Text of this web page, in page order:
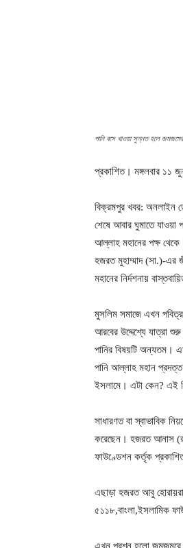
পানি বসে খাওয়া সুন্নত হলে
প্রকাশিত। মঙ্গলবার ১১
বিক্রমপুর খবর: অনলাইন
শেষে আবার ঘুমাতে যাওয়া
আল্লাহ মহানের পক্ষ
হজরত মুহাম্মাদ (সা.)-এর
মহানের নির্দশনায়
মুসলিম সমাজে এখন
আরবের উদ্দেশ্যে যাত্রা
পানির বিষয়টি অন্যতম।
পানি আল্লাহ মহান প্রদত্ত
ইসলামে। এটা কেন? এই
সাধারণত বা স্বাভাবিক
করেছেন। হজরত আনাস
ফাউণ্ডেশন কর্তৃক
এছাড়া হজরত আবু হোরায়রা
৫১১৮,বাংলা,ইসলামিক
এখন প্রশ্ন হলো জমজমরে